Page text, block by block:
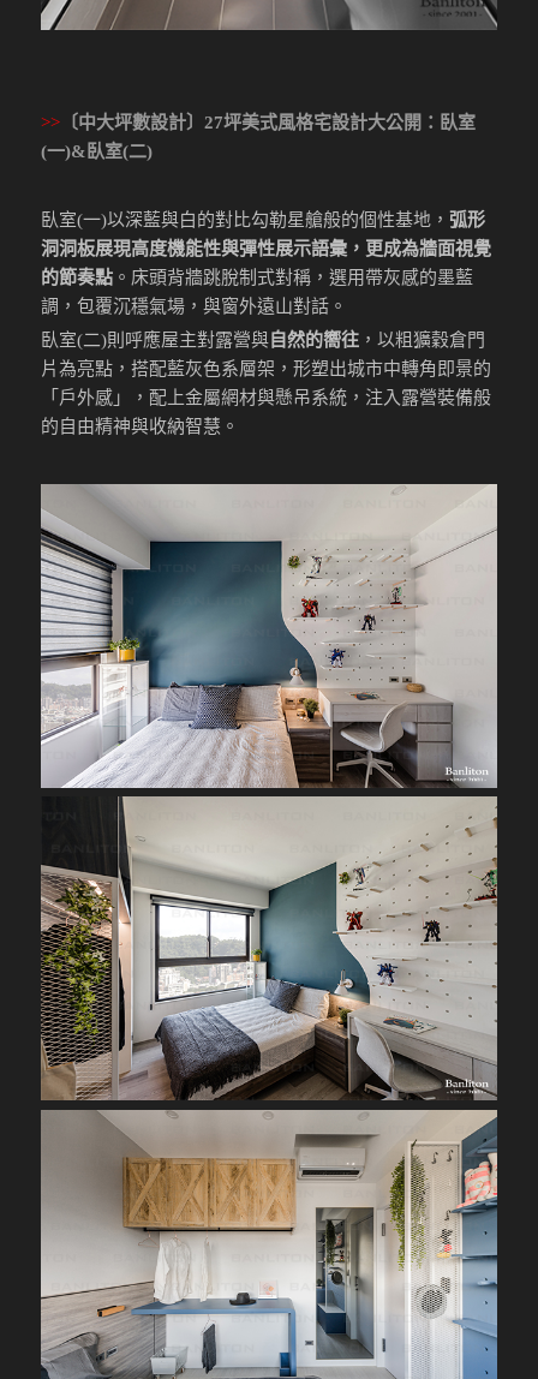
>> 〔中大坪數設計〕27坪美式風格宅設計大公開 ：臥室
(一)&臥室(二)
臥室(一)以深藍與白的對比勾勒星艙般的個性基地， 弧形
洞洞板展現高度機能性與彈性展示語彙，更成為牆面視覺
的節奏點 。床頭背牆跳脫制式對稱，選用帶灰感的墨藍
調，包覆沉穩氣場，與窗外遠山對話。
臥室(二)則呼應屋主對露營與 自然的嚮往 ，以粗獷穀倉門
片為亮點，搭配藍灰色系層架，形塑出城市中轉角即景的
「戶外感」，配上金屬網材與懸吊系統，注入露營裝備般
的自由精神與收納智慧。